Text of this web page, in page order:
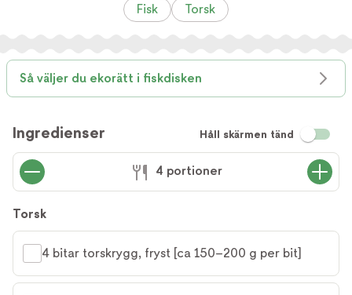
Fisk Torsk
Så väljer du ekorätt i fiskdisken
Ingredienser Håll skärmen tänd
4 portioner
Torsk
4 bitar torskrygg, fryst [ca 150–200 g per bit]